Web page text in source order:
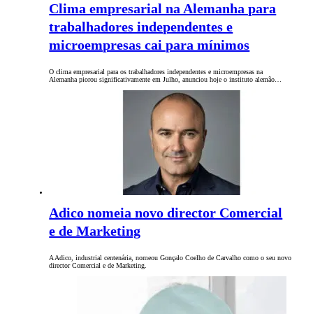
Clima empresarial na Alemanha para
trabalhadores independentes e
microempresas cai para mínimos
O clima empresarial para os trabalhadores independentes e microempresas na
Alemanha piorou significativamente em Julho, anunciou hoje o instituto alemão…
Adico nomeia novo director Comercial
e de Marketing
A Adico, industrial centenária, nomeou Gonçalo Coelho de Carvalho como o seu novo
director Comercial e de Marketing.